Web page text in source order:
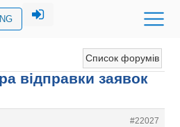
Список форумів
відправки заявок
#22027